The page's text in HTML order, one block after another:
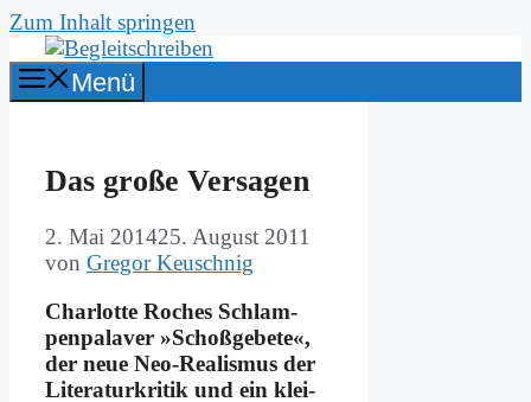
Zum Inhalt springen
Menü
Das gro­ße Ver­sa­gen
2. Mai 201425. August 2011
von Gregor Keuschnig
Char­lot­te Ro­ches Schlam­
pen­pa­la­ver »Schoß­ge­be­te«,
der neue Neo-Rea­lis­mus der
Li­te­ra­tur­kri­tik und ein klei­